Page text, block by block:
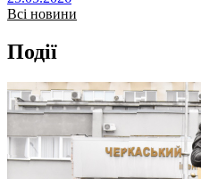
Всі новини
Події